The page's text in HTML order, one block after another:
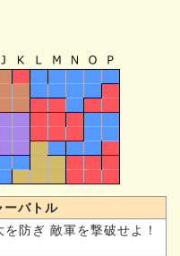
ーバトル
防ぎ 敵軍を撃破せよ！